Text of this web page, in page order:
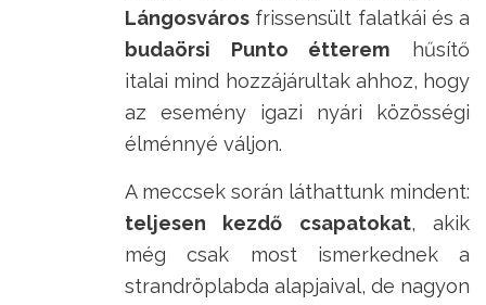
Lángosváros frissensült falatkái és a
budaörsi Punto étterem hűsítő
italai mind hozzájárultak ahhoz, hogy
az esemény igazi nyári közösségi
élménnyé váljon.
A meccsek során láthattunk mindent:
teljesen kezdő csapatokat, akik
még csak most ismerkednek a
strandröplabda alapjaival, de nagyon